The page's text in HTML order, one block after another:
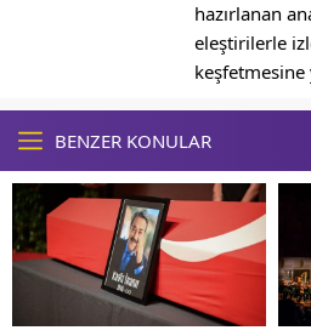
hazırlanan
eleştirilerle
keşfetmesine
BENZER KONULAR